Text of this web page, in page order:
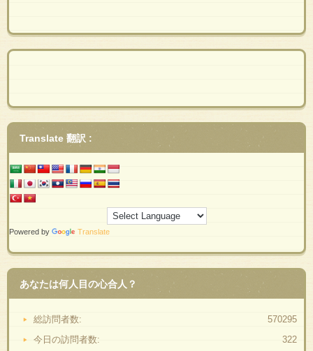
Translate 翻訳 :
Powered by Translate
あなたは何人目の心合人？
570295
総訪問者数:
322
今日の訪問者数: